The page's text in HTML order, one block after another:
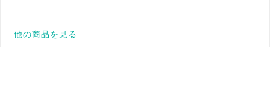
他の商品を見る